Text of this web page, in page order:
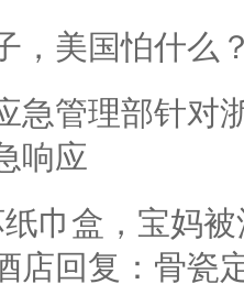
，美国怕什么
急管理部针对
响应
巾盒，宝妈
店回复：骨瓷